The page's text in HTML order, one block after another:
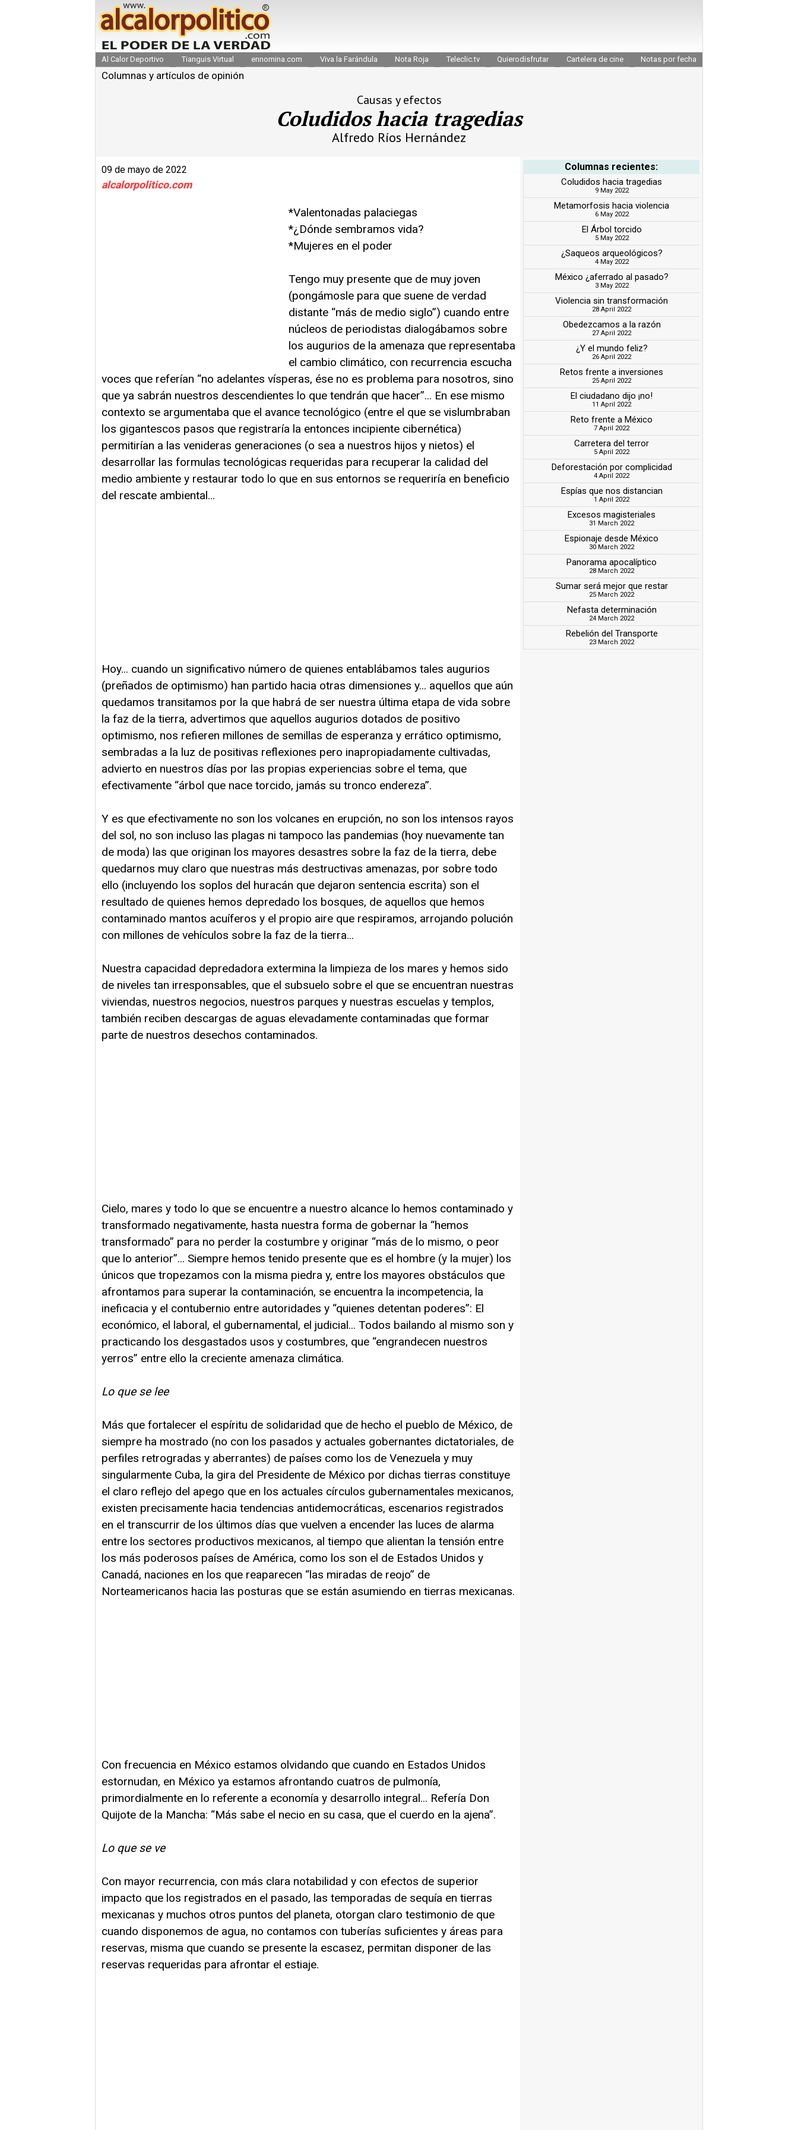
Al Calor Deportivo Tianguis Virtual ennomina.com Viva la Farándula Nota Roja Teleclic.tv Quierodisfrutar Cartelera de cine Notas por fecha
Columnas y artículos de opinión
Causas y efectos
Coludidos hacia tragedias
Alfredo Ríos Hernández
09 de mayo de 2022
alcalorpolitico.com
*Valentonadas palaciegas
*¿Dónde sembramos vida?
*Mujeres en el poder
Tengo muy presente que de muy joven
(pongámosle para que suene de verdad
distante “más de medio siglo”) cuando entre
núcleos de periodistas dialogábamos sobre
los augurios de la amenaza que representaba
el cambio climático, con recurrencia escucha
voces que referían “no adelantes vísperas, ése no es problema para nosotros, sino
que ya sabrán nuestros descendientes lo que tendrán que hacer”... En ese mismo
contexto se argumentaba que el avance tecnológico (entre el que se vislumbraban
los gigantescos pasos que registraría la entonces incipiente cibernética)
permitirían a las venideras generaciones (o sea a nuestros hijos y nietos) el
desarrollar las formulas tecnológicas requeridas para recuperar la calidad del
medio ambiente y restaurar todo lo que en sus entornos se requeriría en beneficio
del rescate ambiental...
Hoy... cuando un significativo número de quienes entablábamos tales augurios
(preñados de optimismo) han partido hacia otras dimensiones y... aquellos que aún
quedamos transitamos por la que habrá de ser nuestra última etapa de vida sobre
la faz de la tierra, advertimos que aquellos augurios dotados de positivo
optimismo, nos refieren millones de semillas de esperanza y errático optimismo,
sembradas a la luz de positivas reflexiones pero inapropiadamente cultivadas,
advierto en nuestros días por las propias experiencias sobre el tema, que
efectivamente “árbol que nace torcido, jamás su tronco endereza”.
Y es que efectivamente no son los volcanes en erupción, no son los intensos rayos
del sol, no son incluso las plagas ni tampoco las pandemias (hoy nuevamente tan
de moda) las que originan los mayores desastres sobre la faz de la tierra, debe
quedarnos muy claro que nuestras más destructivas amenazas, por sobre todo
ello (incluyendo los soplos del huracán que dejaron sentencia escrita) son el
resultado de quienes hemos depredado los bosques, de aquellos que hemos
contaminado mantos acuíferos y el propio aire que respiramos, arrojando polución
con millones de vehículos sobre la faz de la tierra...
Nuestra capacidad depredadora extermina la limpieza de los mares y hemos sido
de niveles tan irresponsables, que el subsuelo sobre el que se encuentran nuestras
viviendas, nuestros negocios, nuestros parques y nuestras escuelas y templos,
también reciben descargas de aguas elevadamente contaminadas que formar
parte de nuestros desechos contaminados.
Cielo, mares y todo lo que se encuentre a nuestro alcance lo hemos contaminado y
transformado negativamente, hasta nuestra forma de gobernar la “hemos
transformado” para no perder la costumbre y originar “más de lo mismo, o peor
que lo anterior”... Siempre hemos tenido presente que es el hombre (y la mujer) los
únicos que tropezamos con la misma piedra y, entre los mayores obstáculos que
afrontamos para superar la contaminación, se encuentra la incompetencia, la
ineficacia y el contubernio entre autoridades y “quienes detentan poderes”: El
económico, el laboral, el gubernamental, el judicial... Todos bailando al mismo son y
practicando los desgastados usos y costumbres, que “engrandecen nuestros
yerros” entre ello la creciente amenaza climática.
Lo que se lee
Más que fortalecer el espíritu de solidaridad que de hecho el pueblo de México, de
siempre ha mostrado (no con los pasados y actuales gobernantes dictatoriales, de
perfiles retrogradas y aberrantes) de países como los de Venezuela y muy
singularmente Cuba, la gira del Presidente de México por dichas tierras constituye
el claro reflejo del apego que en los actuales círculos gubernamentales mexicanos,
existen precisamente hacia tendencias antidemocráticas, escenarios registrados
en el transcurrir de los últimos días que vuelven a encender las luces de alarma
entre los sectores productivos mexicanos, al tiempo que alientan la tensión entre
los más poderosos países de América, como los son el de Estados Unidos y
Canadá, naciones en los que reaparecen “las miradas de reojo” de
Norteamericanos hacia las posturas que se están asumiendo en tierras mexicanas.
Con frecuencia en México estamos olvidando que cuando en Estados Unidos
estornudan, en México ya estamos afrontando cuatros de pulmonía,
primordialmente en lo referente a economía y desarrollo integral... Refería Don
Quijote de la Mancha: “Más sabe el necio en su casa, que el cuerdo en la ajena”.
Lo que se ve
Con mayor recurrencia, con más clara notabilidad y con efectos de superior
impacto que los registrados en el pasado, las temporadas de sequía en tierras
mexicanas y muchos otros puntos del planeta, otorgan claro testimonio de que
cuando disponemos de agua, no contamos con tuberías suficientes y áreas para
reservas, misma que cuando se presente la escasez, permitan disponer de las
reservas requeridas para afrontar el estiaje.
Columnas recientes:
Coludidos hacia tragedias
9 May 2022
Metamorfosis hacia violencia
6 May 2022
El Árbol torcido
5 May 2022
¿Saqueos arqueológicos?
4 May 2022
México ¿aferrado al pasado?
3 May 2022
Violencia sin transformación
28 April 2022
Obedezcamos a la razón
27 April 2022
¿Y el mundo feliz?
26 April 2022
Retos frente a inversiones
25 April 2022
El ciudadano dijo ¡no!
11 April 2022
Reto frente a México
7 April 2022
Carretera del terror
5 April 2022
Deforestación por complicidad
4 April 2022
Espías que nos distancian
1 April 2022
Excesos magisteriales
31 March 2022
Espionaje desde México
30 March 2022
Panorama apocalíptico
28 March 2022
Sumar será mejor que restar
25 March 2022
Nefasta determinación
24 March 2022
Rebelión del Transporte
23 March 2022